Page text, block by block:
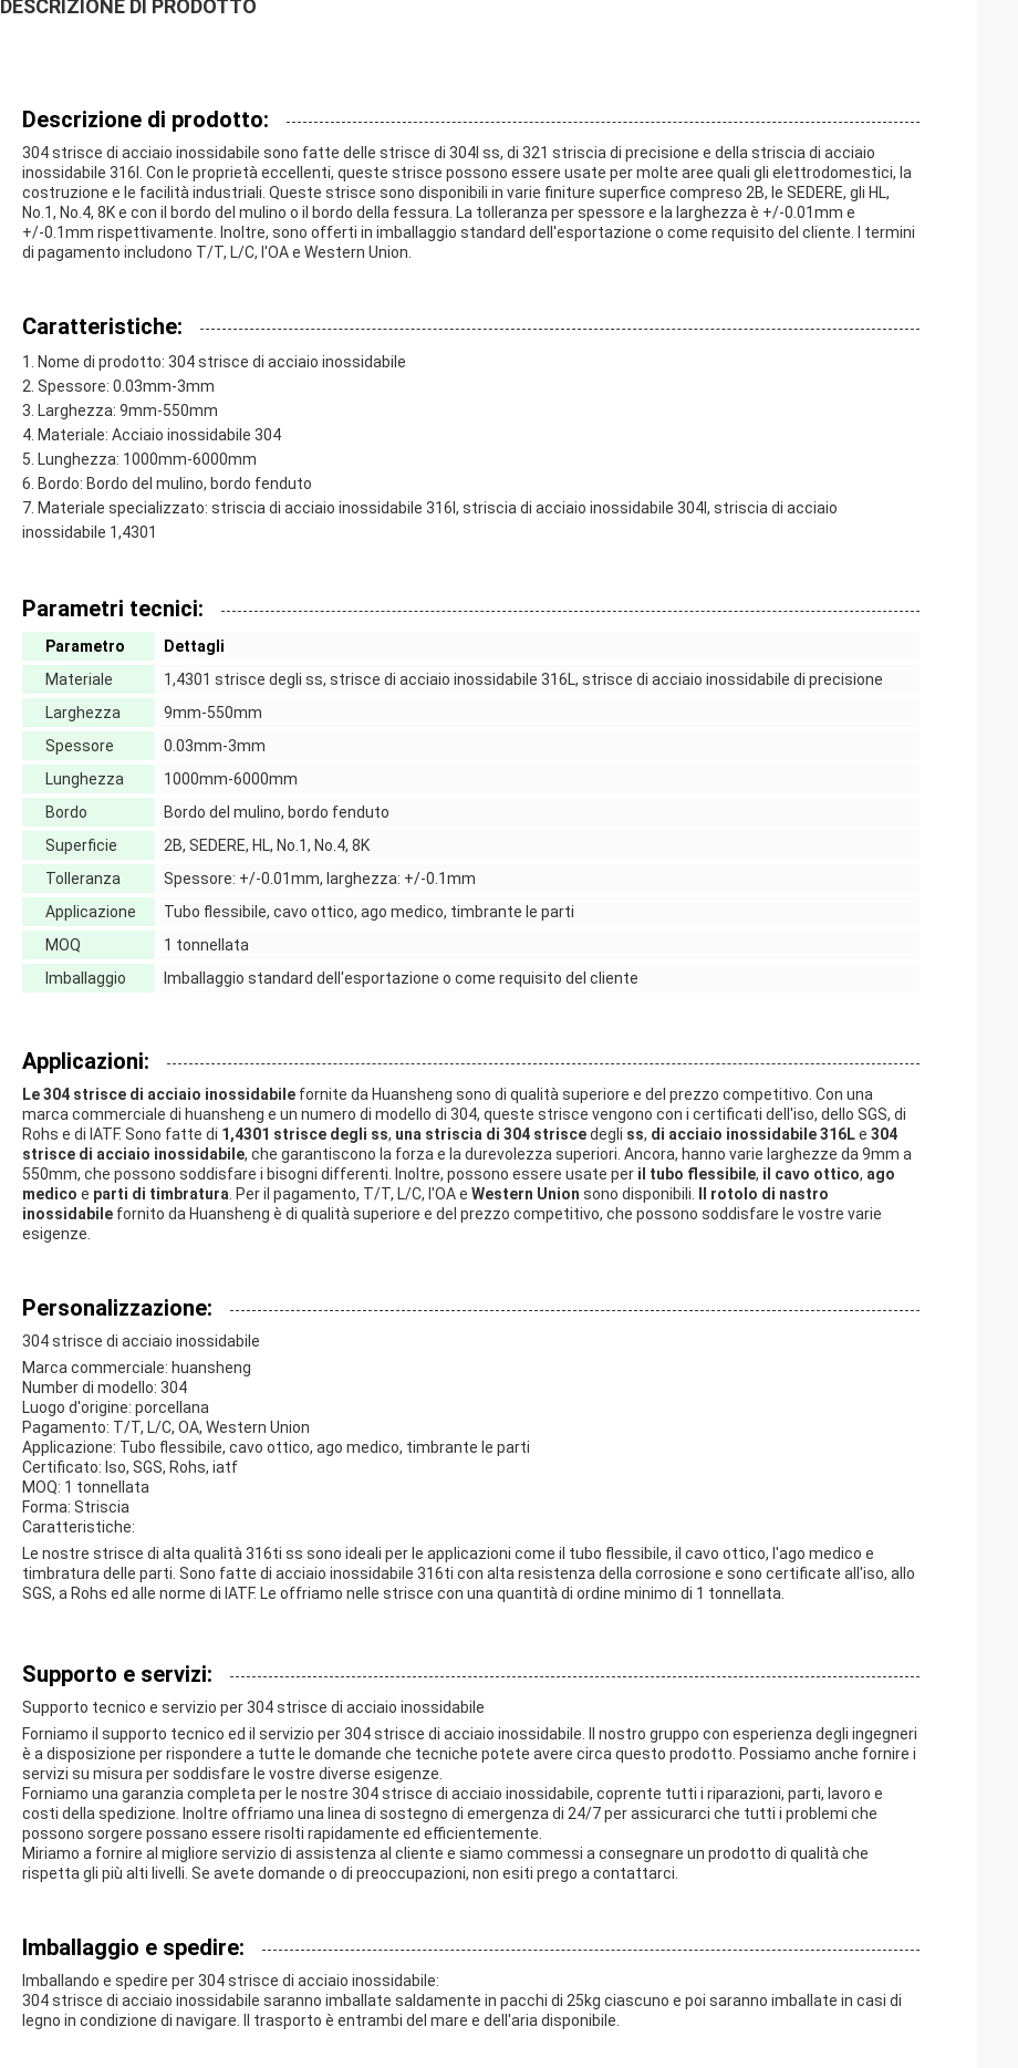
DESCRIZIONE DI PRODOTTO
Descrizione di prodotto:
304 strisce di acciaio inossidabile sono fatte delle strisce di 304l ss, di 321 striscia di precisione e della striscia di acciaio
inossidabile 316l. Con le proprietà eccellenti, queste strisce possono essere usate per molte aree quali gli elettrodomestici, la
costruzione e le facilità industriali. Queste strisce sono disponibili in varie finiture superfice compreso 2B, le SEDERE, gli HL,
No.1, No.4, 8K e con il bordo del mulino o il bordo della fessura. La tolleranza per spessore e la larghezza è +/-0.01mm e
+/-0.1mm rispettivamente. Inoltre, sono offerti in imballaggio standard dell'esportazione o come requisito del cliente. I termini
di pagamento includono T/T, L/C, l'OA e Western Union.
Caratteristiche:
Nome di prodotto: 304 strisce di acciaio inossidabile
Spessore: 0.03mm-3mm
Larghezza: 9mm-550mm
Materiale: Acciaio inossidabile 304
Lunghezza: 1000mm-6000mm
Bordo: Bordo del mulino, bordo fenduto
Materiale specializzato: striscia di acciaio inossidabile 316l, striscia di acciaio inossidabile 304l, striscia di acciaio
inossidabile 1,4301
Parametri tecnici:
Parametro
Dettagli
Materiale
1,4301 strisce degli ss, strisce di acciaio inossidabile 316L, strisce di acciaio inossidabile di precisione
Larghezza
9mm-550mm
Spessore
0.03mm-3mm
Lunghezza
1000mm-6000mm
Bordo
Bordo del mulino, bordo fenduto
Superficie
2B, SEDERE, HL, No.1, No.4, 8K
Tolleranza
Spessore: +/-0.01mm, larghezza: +/-0.1mm
Applicazione
Tubo flessibile, cavo ottico, ago medico, timbrante le parti
MOQ
1 tonnellata
Imballaggio
Imballaggio standard dell'esportazione o come requisito del cliente
Applicazioni:
Le 304 strisce di acciaio inossidabile fornite da Huansheng sono di qualità superiore e del prezzo competitivo. Con una
marca commerciale di huansheng e un numero di modello di 304, queste strisce vengono con i certificati dell'iso, dello SGS, di
Rohs e di IATF. Sono fatte di 1,4301 strisce degli ss, una striscia di 304 striscedegli ss, di acciaio inossidabile 316Le 304
strisce di acciaio inossidabile, che garantiscono la forza e la durevolezza superiori. Ancora, hanno varie larghezze da 9mm a
550mm, che possono soddisfare i bisogni differenti. Inoltre, possono essere usate per il tubo flessibile, il cavo ottico, ago
medico e parti di timbratura . Per il pagamento, T/T, L/C, l'OA e Western Union sono disponibili.
Il rotolo di nastro
inossidabile fornito da Huansheng è di qualità superiore e del prezzo competitivo, che possono soddisfare le vostre varie
esigenze.
Personalizzazione:
304 strisce di acciaio inossidabile
Marca commerciale: huansheng
Number di modello: 304
Luogo d'origine: porcellana
Pagamento: T/T, L/C, OA, Western Union
Applicazione: Tubo flessibile, cavo ottico, ago medico, timbrante le parti
Certificato: Iso, SGS, Rohs, iatf
MOQ: 1 tonnellata
Forma: Striscia
Caratteristiche:
Le nostre strisce di alta qualità 316ti ss sono ideali per le applicazioni come il tubo flessibile, il cavo ottico, l'ago medico e
timbratura delle parti. Sono fatte di acciaio inossidabile 316ti con alta resistenza della corrosione e sono certificate all'iso, allo
SGS, a Rohs ed alle norme di IATF. Le offriamo nelle strisce con una quantità di ordine minimo di 1 tonnellata.
Supporto e servizi:
Supporto tecnico e servizio per 304 strisce di acciaio inossidabile
Forniamo il supporto tecnico ed il servizio per 304 strisce di acciaio inossidabile. Il nostro gruppo con esperienza degli ingegneri
è a disposizione per rispondere a tutte le domande che tecniche potete avere circa questo prodotto. Possiamo anche fornire i
servizi su misura per soddisfare le vostre diverse esigenze.
Forniamo una garanzia completa per le nostre 304 strisce di acciaio inossidabile, coprente tutti i riparazioni, parti, lavoro e
costi della spedizione. Inoltre offriamo una linea di sostegno di emergenza di 24/7 per assicurarci che tutti i problemi che
possono sorgere possano essere risolti rapidamente ed efficientemente.
Miriamo a fornire al migliore servizio di assistenza al cliente e siamo commessi a consegnare un prodotto di qualità che
rispetta gli più alti livelli. Se avete domande o di preoccupazioni, non esiti prego a contattarci.
Imballaggio e spedire:
Imballando e spedire per 304 strisce di acciaio inossidabile:
304 strisce di acciaio inossidabile saranno imballate saldamente in pacchi di 25kg ciascuno e poi saranno imballate in casi di
legno in condizione di navigare. Il trasporto è entrambi del mare e dell'aria disponibile.